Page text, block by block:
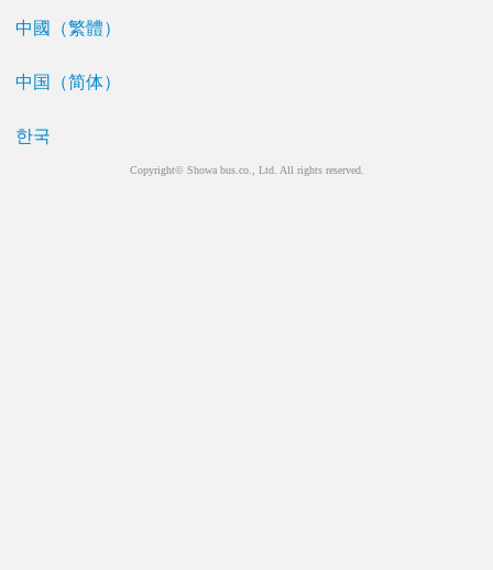
中國（繁體）
中国（简体）
한국
Copyright© Showa bus.co., Ltd. All rights reserved.